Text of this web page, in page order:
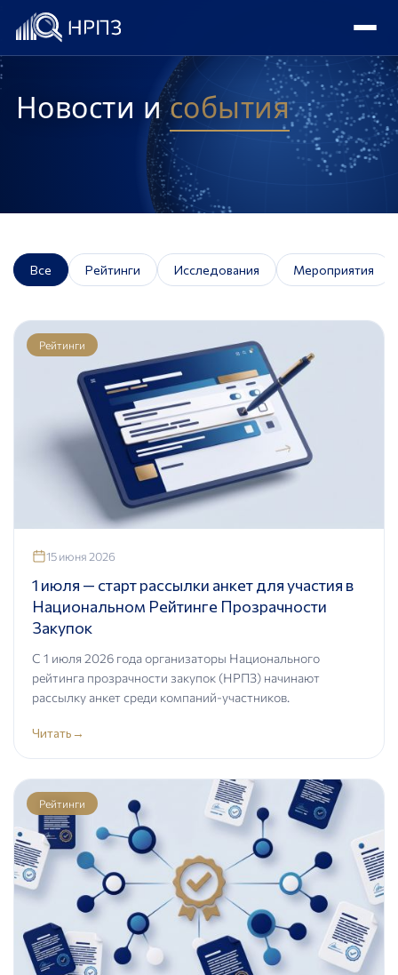
Новости исобытия
Все Рейтинги Исследования Мероприятия
Рейтинги
15 июня 2026
1 июля — старт рассылки анкет для участия в
Национальном Рейтинге Прозрачности
Закупок
С 1 июля 2026 года организаторы Национального
рейтинга прозрачности закупок (НРПЗ) начинают
рассылку анкет среди компаний-участников.
Читать→
Рейтинги